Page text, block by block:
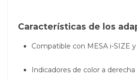
Características de los
Compatible con MESA i-SIZE
Indicadores de color a